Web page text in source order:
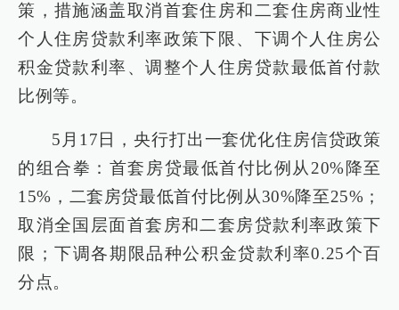
策，措施涵盖取消首套住房和二套住房商业性
个人住房贷款利率政策下限、下调个人住房公
积金贷款利率、调整个人住房贷款最低首付款
比例等。
5月17日，央行打出一套优化住房信贷政策
的组合拳：首套房贷最低首付比例从20%降至
15%，二套房贷最低首付比例从30%降至25%；
取消全国层面首套房和二套房贷款利率政策下
限；下调各期限品种公积金贷款利率0.25个百
分点。